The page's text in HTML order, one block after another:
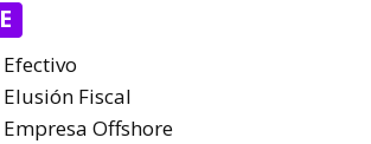
E
Efectivo
Elusión Fiscal
Empresa Offshore